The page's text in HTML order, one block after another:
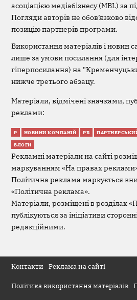
асоціацією медіабізнесу (MBL) за
Погляди авторів не обов’язково
позицію партнерів програми.
Використання матеріалів і новин
лише за умови посилання (для
гіперпосилання) на
нижче третього абзацу.
Матеріали, відмічені значками,
реклами:
Р НОВИНИ КОМПАНІЙ PR
БЛОГИ
Рекламні матеріали на сайті
маркуванням «На правах реклами»
Політична реклама маркується
«Політична реклама».
Матеріали, розміщені в розділах
публікуються за ініціативи
редакційними.
Контакти Реклама на сайті
Політика використання матеріалів